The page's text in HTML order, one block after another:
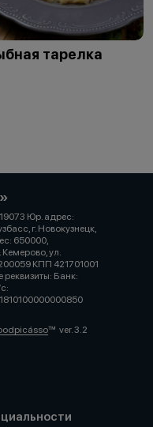
тарелка
Юр. адрес:
г. Новокузнецк,
650000,
ул.
КПП 421701001
Банк:
ver. 3.2